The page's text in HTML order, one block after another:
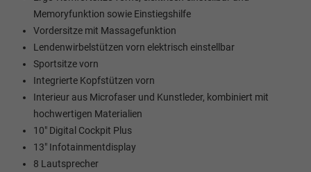
Memoryfunktion sowie Einstiegshilfe
Vordersitze mit Massagefunktion
Lendenwirbelstützen vorn elektrisch einstellbar
Sportsitze vorn
Integrierte Kopfstützen vorn
Interieur aus Microfaser und Kunstleder, kombiniert mit
hochwertigen Materialien
10" Digital Cockpit Plus
13" Infotainmentdisplay
8 Lautsprecher